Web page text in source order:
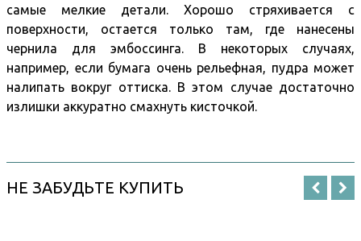
самые мелкие детали. Хорошо стряхивается с
поверхности, остается только там, где нанесены
чернила для эмбоссинга. В некоторых случаях,
например, если бумага очень рельефная, пудра может
налипать вокруг оттиска. В этом случае достаточно
излишки аккуратно смахнуть кисточкой.
НЕ ЗАБУДЬТЕ КУПИТЬ